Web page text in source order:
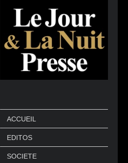
ACCUEIL
EDITOS
SOCIETE